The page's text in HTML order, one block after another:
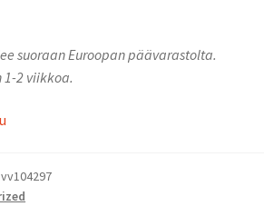
suoraan Euroopan päävarastolta.
1-2 viikkoa.
vv104297